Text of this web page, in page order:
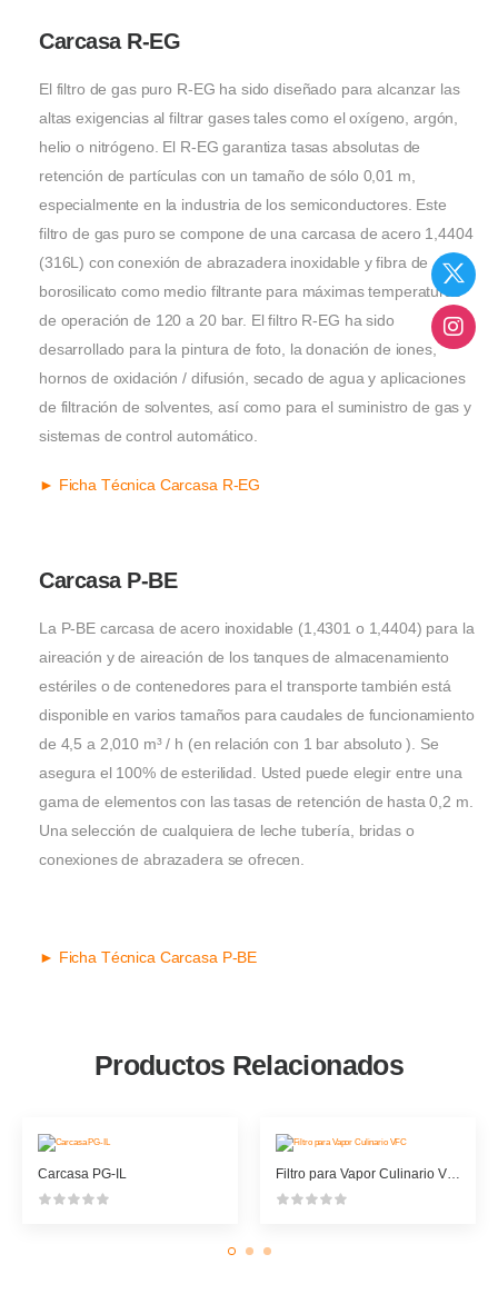
Carcasa R-EG
El filtro de gas puro R-EG ha sido diseñado para alcanzar las
altas exigencias al filtrar gases tales como el oxígeno, argón,
helio o nitrógeno. El R-EG garantiza tasas absolutas de
retención de partículas con un tamaño de sólo 0,01 m,
especialmente en la industria de los semiconductores. Este
filtro de gas puro se compone de una carcasa de acero 1,4404
(316L) con conexión de abrazadera inoxidable y fibra de
borosilicato como medio filtrante para máximas temperaturas
de operación de 120 a 20 bar. El filtro R-EG ha sido
desarrollado para la pintura de foto, la donación de iones,
hornos de oxidación / difusión, secado de agua y aplicaciones
de filtración de solventes, así como para el suministro de gas y
sistemas de control automático.
► Ficha Técnica Carcasa R-EG
Carcasa P-BE
La P-BE carcasa de acero inoxidable (1,4301 o 1,4404) para la
aireación y de aireación de los tanques de almacenamiento
estériles o de contenedores para el transporte también está
disponible en varios tamaños para caudales de funcionamiento
de 4,5 a 2,010 m³ / h (en relación con 1 bar absoluto ). Se
asegura el 100% de esterilidad. Usted puede elegir entre una
gama de elementos con las tasas de retención de hasta 0,2 m.
Una selección de cualquiera de leche tubería, bridas o
conexiones de abrazadera se ofrecen.
► Ficha Técnica Carcasa P-BE
Productos Relacionados
Carcasa PG-IL Filtro para Vapor Culinario VFC